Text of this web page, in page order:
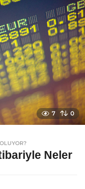
7 0
Neler